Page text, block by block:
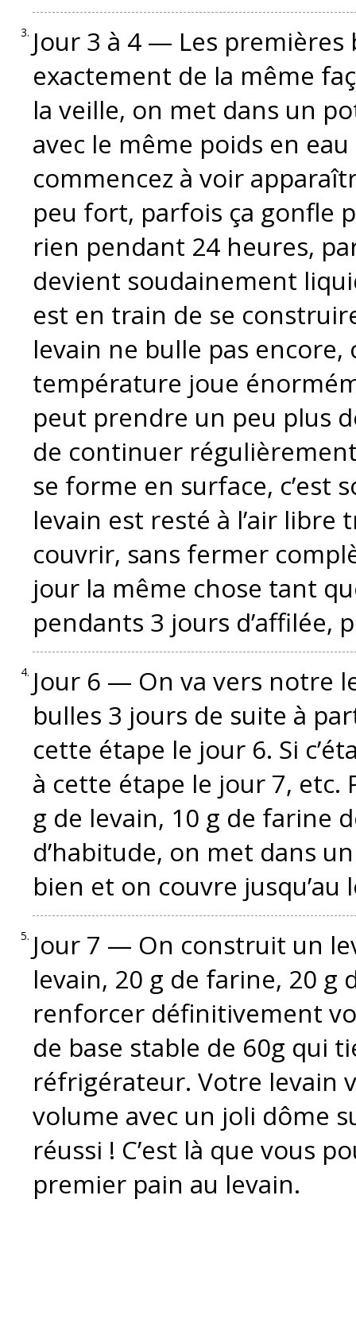
Jour 3 à 4 — Les
exactement de la même
la veille, on met dans un
avec le même poids en
commencez à voir
peu fort, parfois ça gonfle
rien pendant 24 heures,
devient soudainement
est en train de se
levain ne bulle pas encore,
température joue
peut prendre un peu plus
de continuer
se forme en surface, c’est
levain est resté à l’air
couvrir, sans fermer
jour la même chose tant
pendants 3 jours d’affilée,
Jour 6 — On va vers notre
bulles 3 jours de suite à
cette étape le jour 6. Si
à cette étape le jour 7, etc.
g de levain, 10 g de farine
d’habitude, on met dans
bien et on couvre jusqu’au
Jour 7 — On construit un
levain, 20 g de farine, 20 g
renforcer définitivement
de base stable de 60g qui
réfrigérateur. Votre levain
volume avec un joli dôme
réussi ! C’est là que vous
premier pain au levain.